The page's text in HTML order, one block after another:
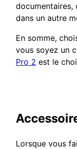
documentaires,
dans un autre
En somme,
vous soyez un
Pro 2 est le
Lorsque vous